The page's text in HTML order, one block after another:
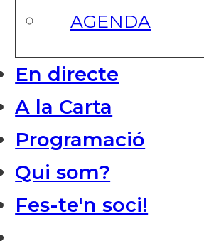
AGENDA
En directe
A la Carta
Programació
Qui som?
Fes-te'n soci!